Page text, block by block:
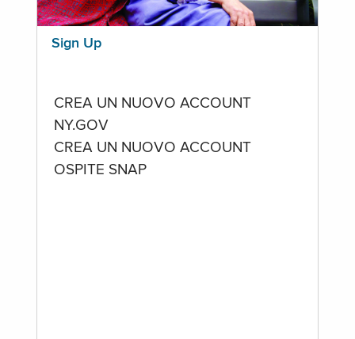
Sign Up
CREA UN NUOVO ACCOUNT
NY.GOV
CREA UN NUOVO ACCOUNT
OSPITE SNAP